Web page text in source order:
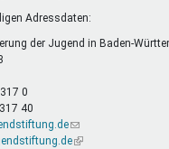
E-
Mail)
Adressdaten:
der Jugend in Baden-
0
40
(Link
sendet
(Link